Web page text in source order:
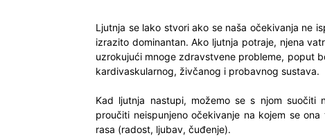
Ljutnja se lako stvori ako se naša očekivanja ne
izrazito dominantan. Ako ljutnja potraje, njena
uzrokujući mnoge zdravstvene probleme, poput
kardivaskularnog, živčanog i probavnog sustava.
Kad ljutnja nastupi, možemo se s njom suočiti
proučiti neispunjeno očekivanje na kojem se
rasa (radost, ljubav, čuđenje).